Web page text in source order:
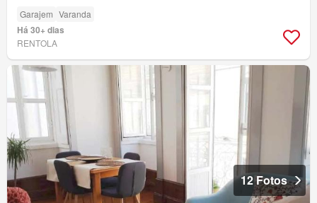
Garajem Varanda
Há 30+ dias
RENTOLA
12 Fotos